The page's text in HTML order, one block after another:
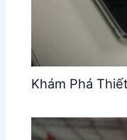
Khám Phá